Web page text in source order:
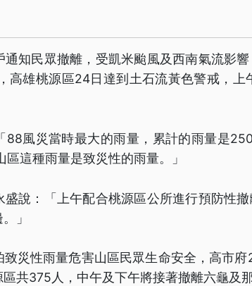
知民眾撤離，受凱米颱風及西南氣流影
高雄桃源區24日達到土石流黃色警戒，上
88風災當時最大的雨量，累計的雨量是
這種雨量是致災性的雨量。」
說：「上午配合桃源區公所進行預防性
」
災性雨量危害山區民眾生命安全，高市
共375人，中午及下午將接著撤離六龜及那